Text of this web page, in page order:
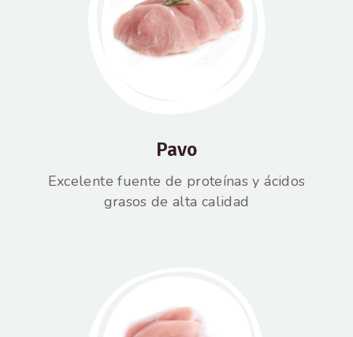
Pavo
Excelente fuente de proteínas y ácidos
grasos de alta calidad